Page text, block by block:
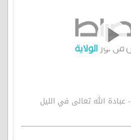
مصباح الهداية 287 - عبادة الله تعالى في الليل